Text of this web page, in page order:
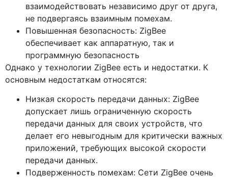
взаимодействовать независимо друг от друга,
не подвергаясь взаимным помехам.
Повышенная безопасность: ZigBee
обеспечивает как аппаратную, так и
программную безопасность
Однако у технологии ZigBee есть и недостатки. К
основным недостаткам относятся:
Низкая скорость передачи данных: ZigBee
допускает лишь ограниченную скорость
передачи данных для своих устройств, что
делает его невыгодным для критически важных
приложений, требующих высокой скорости
передачи данных.
Подверженность помехам: Сети ZigBee очень